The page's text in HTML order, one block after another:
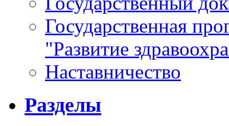
Государственная
"Развитие
Наставничество
Разделы